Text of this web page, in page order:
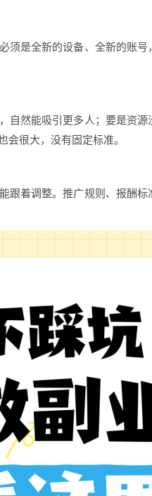
须是全新的设备、全新的账
自然能吸引更多人；要是资
会很大，没有固定标准。
跟着调整。推广规则、报酬